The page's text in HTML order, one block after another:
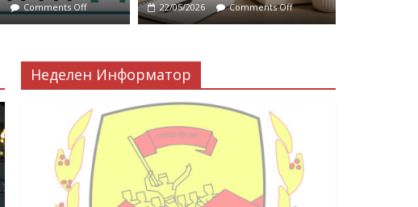
Comments Off 22/05/2026 Comments Off
Неделен Информатор